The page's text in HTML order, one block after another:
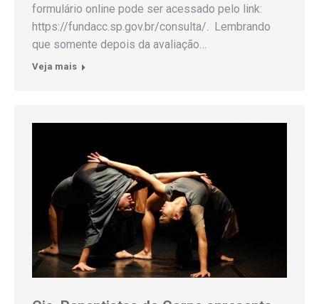
formulário online pode ser acessado pelo link:
https://fundacc.sp.gov.br/consulta/. Lembrando
que somente depois da avaliação…
Veja mais